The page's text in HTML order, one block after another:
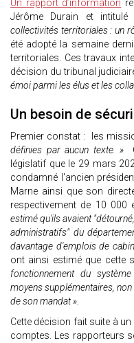
Un rapport d’information
Jérôme Durain et intitulé
collectivités territoriales : un
été adopté la semaine
territoriales. Ces travaux
décision du tribunal
émoi parmi les élus et les
Un besoin de
Premier constat : les
définies par aucun texte. »
législatif que le 29 mars
condamné l'ancien
Marne ainsi que son
respectivement de 10
estimé qu'ils avaient
administratifs" du
davantage d'emplois de
ont ainsi estimé que cette
fonctionnement du
moyens supplémentaires,
de son mandat ».
Cette décision fait suite à
comptes. Les rapporteurs